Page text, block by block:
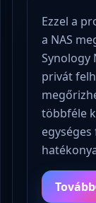
Ezzel a
a NAS
Synology
privát
többféle
Tovább